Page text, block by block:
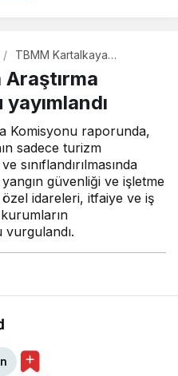
TBMM Kartalkaya
raporu yayımlandı
Komisyonu raporunda,
sadece turizm
sınıflandırılmasında
güvenliği ve işletme
idareleri, itfaiye ve iş